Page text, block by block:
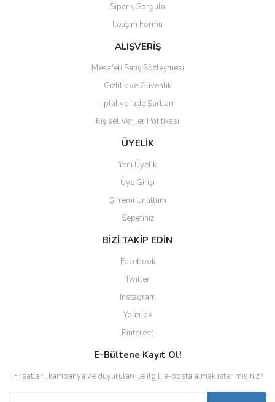
Sipariş Sorgula
İletişim Formu
ALIŞVERİŞ
Mesafeli Satış Sözleşmesi
Gizlilik ve Güvenlik
İptal ve İade Şartları
Kişisel Veriler Politikası
ÜYELİK
Yeni Üyelik
Üye Girişi
Şifremi Unuttum
Sepetiniz
BİZİ TAKİP EDİN
Facebook
Twitter
Instagram
Youtube
Pinterest
E-Bültene Kayıt Ol!
Fırsatları, kampanya ve duyuruları ile ilgili e-posta almak ister misiniz?